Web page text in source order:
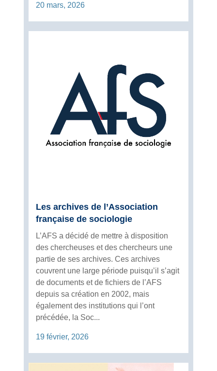
20 mars, 2026
Les archives de l’Association
française de sociologie
L’AFS a décidé de mettre à disposition
des chercheuses et des chercheurs une
partie de ses archives. Ces archives
couvrent une large période puisqu’il s’agit
de documents et de fichiers de l’AFS
depuis sa création en 2002, mais
également des institutions qui l’ont
précédée, la Soc...
19 février, 2026